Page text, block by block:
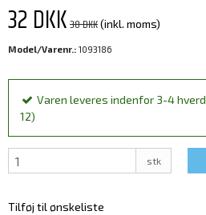
32 DKK38 DKK(inkl. moms)
Model/Varenr.: 1093186
Varen leveres indenfor 3-4
12)
stk
Tilføj til ønskeliste